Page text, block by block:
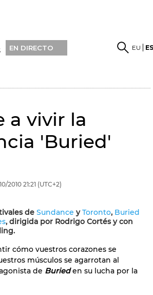
EN DIRECTO EU
a vivir la
'Buried'
2010 21:21 (UTC+2)
de Sundance yToronto, Buried
, dirigida por Rodrigo Cortés y con
cómo vuestros corazones se
músculos se agarrotan al
de Burieden su lucha por la